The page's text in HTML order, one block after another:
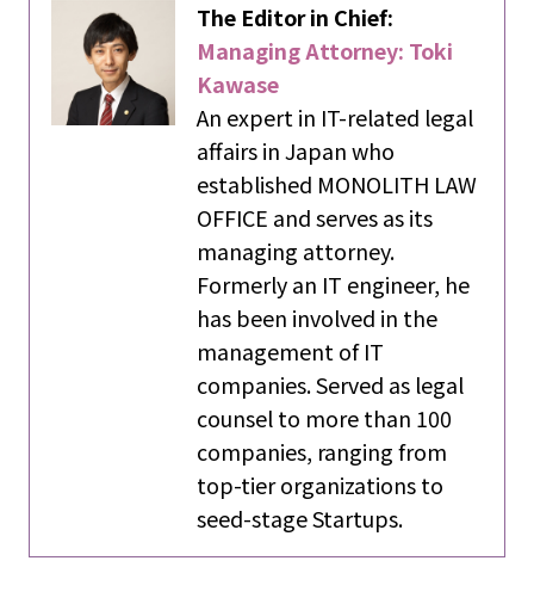
The Editor in Chief:
Managing Attorney: Toki
Kawase
An expert in IT-related legal
affairs in Japan who
established MONOLITH LAW
OFFICE and serves as its
managing attorney.
Formerly an IT engineer, he
has been involved in the
management of IT
companies. Served as legal
counsel to more than 100
companies, ranging from
top-tier organizations to
seed-stage Startups.